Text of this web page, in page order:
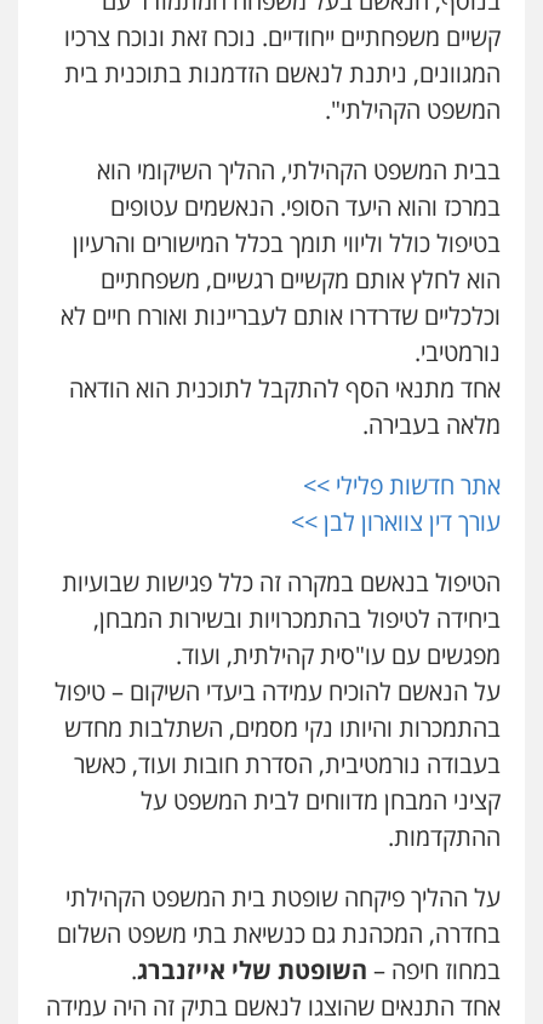
0546661544
עו"ד קובי בן שעיה
פלילי
עו"ד לימור רוט חזן
פלילי מעצרים צווארון לבן פשיעה חמורה
0523407232
פלילי כלכלי ניהול משפטים
0506216813
עו"ד אשרף שחאדה
פלילי פשיעה חמורה
תעבורה
עו"ד מירב נוסבוים
פלילי מעצרים וחקירות נוער
לענייני אסירים
0522331443
אילן כץ – משרד עורכי דין
משפט פלילי ייצוג שוטרים וסוהרים
ועדות חקירה
רעות כהן – משרד עורכי דין
פלילי צווארון לבן תעבורה אסירים מעצרים
וחקירות
0506277425
קשיים משפחתיים ייחודיים. נוכח זאת ונוכח צרכיו
המגוונים, ניתנת לנאשם הזדמנות בתוכנית בית
המשפט הקהילתי".
בבית המשפט הקהילתי, ההליך השיקומי הוא
במרכז והוא היעד הסופי. הנאשמים עטופים
בטיפול כולל וליווי תומך בכלל המישורים והרעיון
הוא לחלץ אותם מקשיים רגשיים, משפחתיים
וכלכליים שדרדרו אותם לעבריינות ואורח חיים לא
נורמטיבי.
אחד מתנאי הסף להתקבל לתוכנית הוא הודאה
מלאה בעבירה.
אתר חדשות פלילי >>
עורך דין צווארון לבן >>
הטיפול בנאשם במקרה זה כלל פגישות שבועיות
ביחידה לטיפול בהתמכרויות ובשירות המבחן,
מפגשים עם עו"סית קהילתית, ועוד.
על הנאשם להוכיח עמידה ביעדי השיקום – טיפול
בהתמכרות והיותו נקי מסמים, השתלבות מחדש
בעבודה נורמטיבית, הסדרת חובות ועוד, כאשר
קציני המבחן מדווחים לבית המשפט על
ההתקדמות.
על ההליך פיקחה שופטת בית המשפט הקהילתי
בחדרה, המכהנת גם כנשיאת בתי משפט השלום
במחוז חיפה – השופטת שלי אייזנברג.
אחד התנאים שהוצגו לנאשם בתיק זה היה עמידה